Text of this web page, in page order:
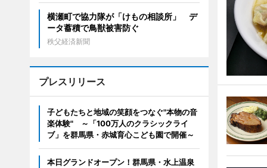
横瀬町で協力隊が「けもの相談所」 デ
ータ蓄積で鳥獣被害防ぐ
秩父経済新聞
プレスリリース
子どもたちと地域の笑顔をつなぐ"本物の音
楽体験" ～「100万人のクラシックライ
ブ」を群馬県・赤城育心こども園で開催～
本日グランドオープン！群馬県・水上温泉